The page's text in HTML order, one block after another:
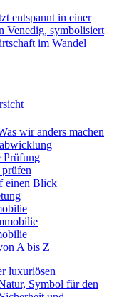
wir anders machen
Prüfung
einen Blick
A bis Z